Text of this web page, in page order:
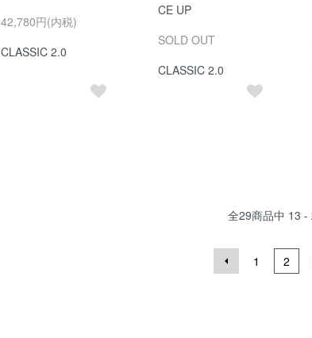
42,780円(内税)
CLASSIC 2.0
CE UP
SOLD OUT
CLASSIC 2.0
全29商品中 13 -
1 2